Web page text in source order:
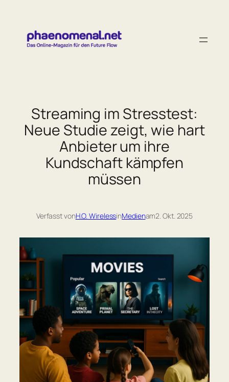
springen
Streaming im Stresstest:
Neue Studie zeigt, wie hart
Anbieter um ihre
Kundschaft kämpfen
müssen
Verfasst vonH.O. WirelessinMedienam2. Okt. 2025